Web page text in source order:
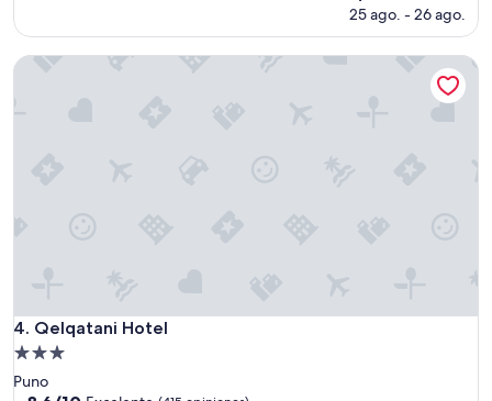
e
t
precio
25 ago. - 26 ago.
4. Qelqatani Hotel
Qelqatani Hotel
Propiedad
de
Puno
Qelqatani Hotel